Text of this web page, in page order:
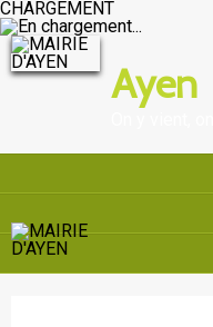
CHARGEMENT
Ayen